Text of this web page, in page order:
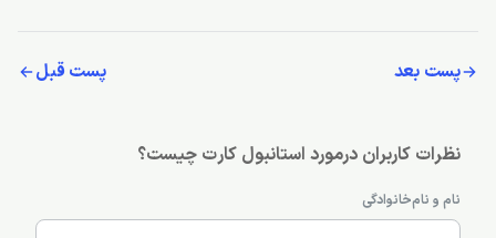
پست بعد پست قبل
نظرات کاربران درمورد استانبول کارت چیست؟
نام و نام‌خانوادگی